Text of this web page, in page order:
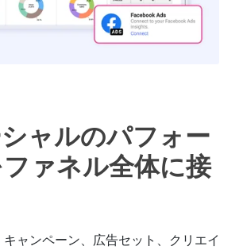
ャルのパフォー
ァネル全体に接
キャンペーン、広告セット、クリエイ